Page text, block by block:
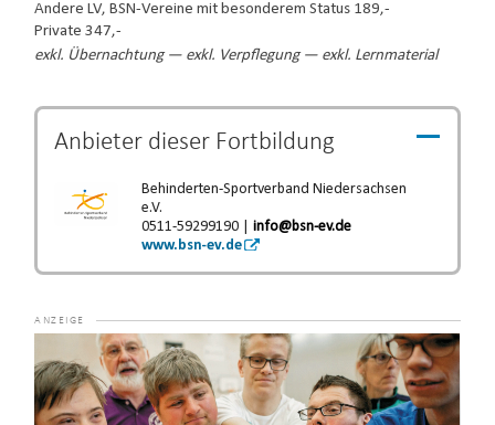
Andere LV, BSN-Vereine mit besonderem Status 189,-
Private 347,-
exkl. Übernachtung — exkl. Verpflegung — exkl. Lernmaterial
Anbieter dieser Fortbildung
Behinderten-Sportverband Niedersachsen
e.V.
0511-59299190 | info@bsn-ev.de
www.bsn-ev.de
Player